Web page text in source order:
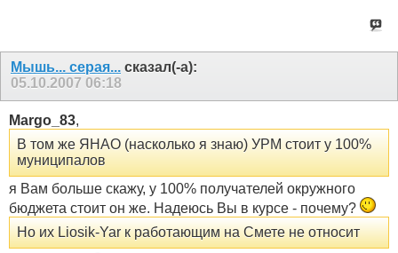
Мышь... серая... сказал(-а):
05.10.2007 06:18
Margo_83,
В том же ЯНАО (насколько я знаю) УРМ стоит у 100%
муниципалов
я Вам больше скажу, у 100% получателей окружного
бюджета стоит он же. Надеюсь Вы в курсе - почему?
Но их Liosik-Yar к работающим на Смете не относит